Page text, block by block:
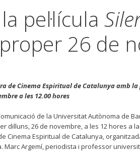
pel·lícula
26 de
de Cinema Espiritual de Catalunya amb
a les 12.00 hores
de la Universitat Autònoma de
dilluns, 26 de novembre, a les 12 hores a
Cinema Espiritual de Catalunya,
Marc Argemí, periodista i professor